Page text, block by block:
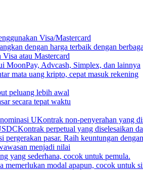
Visa/Mastercard
dengan harga terbaik dengan
Visa atau Mastercard
MoonPay, Advcash, Simplex, dan lainnya
mata uang kripto, cepat masuk rekening
peluang lebih awal
secara tepat waktu
UKontrak non-penyerahan yang
Kontrak perpetual yang diselesaikan
pergerakan pasar. Raih keuntungan
menjadi nilai
yang sederhana, cocok untuk pemula.
memerlukan modal apapun, cocok untuk